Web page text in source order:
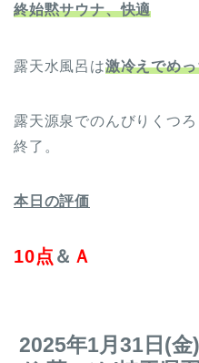
終始黙サウナ、快適
露天水風呂は激冷えでめ
露天源泉でのんびりくつ
終了。
本日の評価
10点 ＆ Ａ
2025年1月31日(